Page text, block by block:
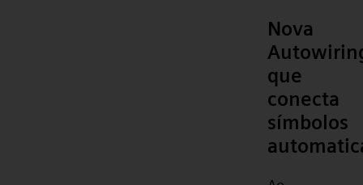
Nova
que
conecta
símbolos